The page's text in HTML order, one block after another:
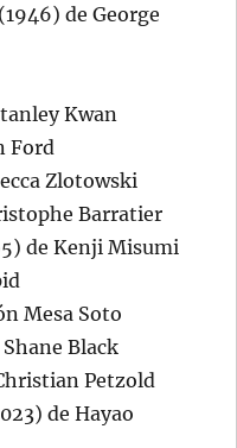
de George
Kwan
Ford
Zlotowski
Barratier
de Kenji Misumi
Mesa Soto
Black
Petzold
de Hayao